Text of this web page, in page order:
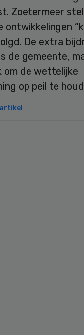
Zoetermeer
ontwikkelingen
De extra
de gemeente,
om de wettelijke
op peil te